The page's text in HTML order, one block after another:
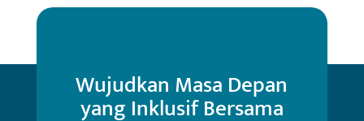
Wujudkan Masa Depan
yang Inklusif Bersama